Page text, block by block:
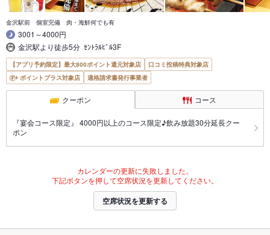
金沢駅前 個室完備 肉・海鮮何でも有
3001～4000円
金沢駅より徒歩5分 ｾﾝﾄﾗﾙﾋﾞﾙ3F
【アプリ予約限定】最大800ポイント還元対象店
口コミ投稿特典対象店
ポイントプラス対象店
適格請求書発行事業者
クーポン コース
『宴会コース限定』 4000円以上のコース限定♪飲み放題30分延長クー
ポン
カレンダーの更新に失敗しました。
下記ボタンを押して空席状況を更新してください。
空席状況を更新する